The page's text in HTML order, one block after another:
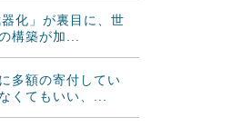
化」が裏目に、世
構築が加...
多額の寄付してい
くてもいい、...